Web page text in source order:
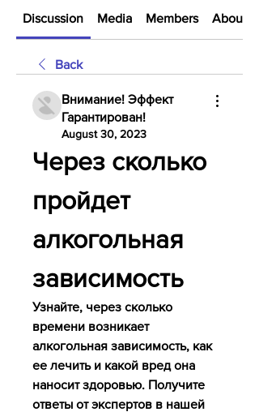
Discussion Media Members About
Back
Внимание! Эффект
Гарантирован!
August 30, 2023
Через сколько
пройдет
алкогольная
зависимость
Узнайте, через сколько
времени возникает
алкогольная зависимость, как
ее лечить и какой вред она
наносит здоровью. Получите
ответы от экспертов в нашей